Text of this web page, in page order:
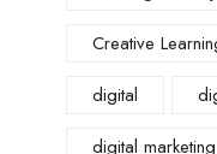
Creative
digital
digital marketing